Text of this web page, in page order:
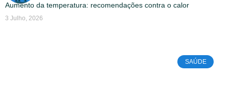
Aumento da temperatura: recomendações contra o calor
3 Julho, 2026
SAÚDE